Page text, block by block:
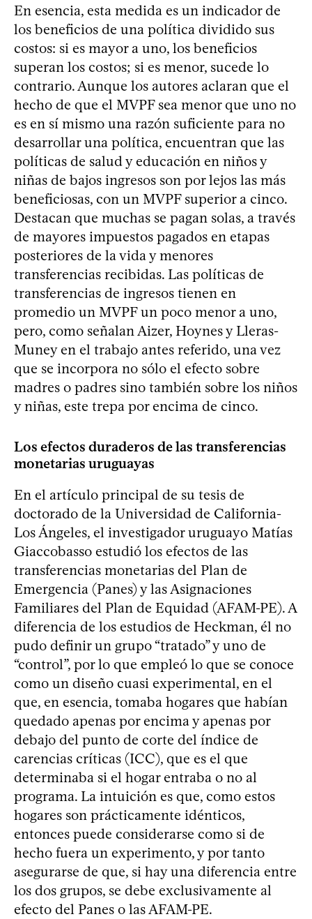
En esencia, esta medida es un indicador de
los beneficios de una política dividido sus
costos: si es mayor a uno, los beneficios
superan los costos; si es menor, sucede lo
contrario. Aunque los autores aclaran que el
hecho de que el MVPF sea menor que uno no
es en sí mismo una razón suficiente para no
desarrollar una política, encuentran que las
políticas de salud y educación en niños y
niñas de bajos ingresos son por lejos las más
beneficiosas, con un MVPF superior a cinco.
Destacan que muchas se pagan solas, a través
de mayores impuestos pagados en etapas
posteriores de la vida y menores
transferencias recibidas. Las políticas de
transferencias de ingresos tienen en
promedio un MVPF un poco menor a uno,
pero, como señalan Aizer, Hoynes y Lleras-
Muney en el trabajo antes referido, una vez
que se incorpora no sólo el efecto sobre
madres o padres sino también sobre los niños
y niñas, este trepa por encima de cinco.
Los efectos duraderos de las transferencias
monetarias uruguayas
En el artículo principal de su tesis de
doctorado de la Universidad de California-
Los Ángeles, el investigador uruguayo Matías
Giaccobasso estudió los efectos de las
transferencias monetarias del Plan de
Emergencia (Panes) y las Asignaciones
Familiares del Plan de Equidad (AFAM-PE). A
diferencia de los estudios de Heckman, él no
pudo definir un grupo “tratado” y uno de
“control”, por lo que empleó lo que se conoce
como un diseño cuasi experimental, en el
que, en esencia, tomaba hogares que habían
quedado apenas por encima y apenas por
debajo del punto de corte del índice de
carencias críticas (ICC), que es el que
determinaba si el hogar entraba o no al
programa. La intuición es que, como estos
hogares son prácticamente idénticos,
entonces puede considerarse como si de
hecho fuera un experimento, y por tanto
asegurarse de que, si hay una diferencia entre
los dos grupos, se debe exclusivamente al
efecto del Panes o las AFAM-PE.